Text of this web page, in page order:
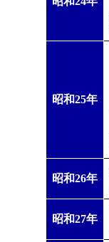
昭和25年
昭和26年
昭和27年